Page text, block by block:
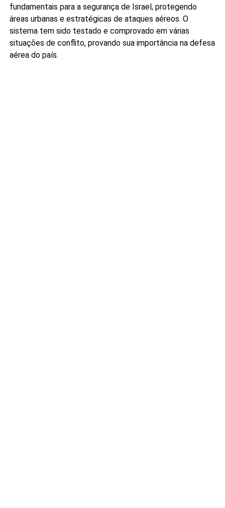
fundamentais para a segurança de Israel, protegendo
áreas urbanas e estratégicas de ataques aéreos. O
sistema tem sido testado e comprovado em várias
situações de conflito, provando sua importância na defesa
aérea do país.